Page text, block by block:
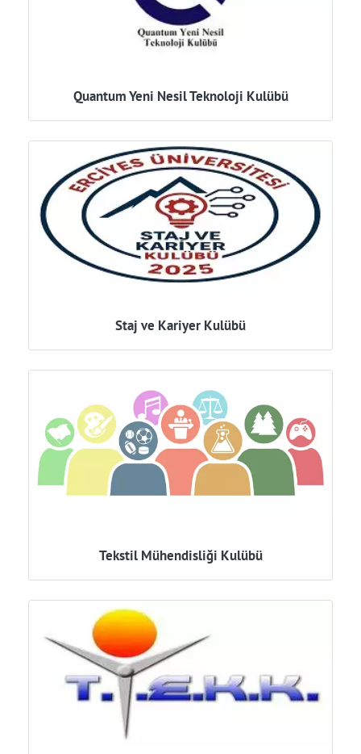
Quantum Yeni Nesil Teknoloji Kulübü
Staj ve Kariyer Kulübü
Tekstil Mühendisliği Kulübü